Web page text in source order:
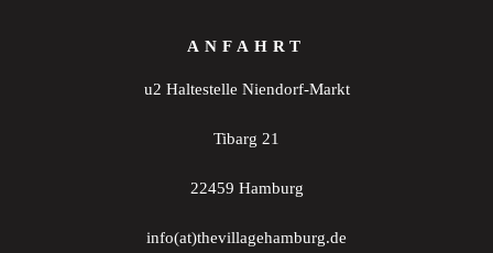
ANFAHRT
u2 Haltestelle Niendorf-Markt
Tibarg 21
22459 Hamburg
info(at)thevillagehamburg.de